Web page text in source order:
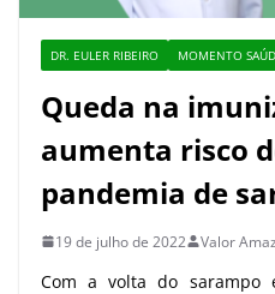
DR. EULER RIBEIRO MOMENTO
Queda na
aumenta risco
pandemia de
19 de julho de 2022 Valor
Com a volta do sarampo